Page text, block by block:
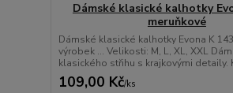
Dámské klasické kalhotky
meruňkové
Dámské klasické kalhotky Evona K
výrobek ... Velikosti: M, L, XL, XXL
klasického střihu s krajkovými detaily.
109,00 Kč/ks